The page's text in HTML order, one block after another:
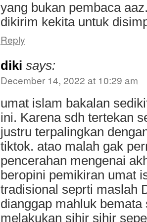
yang bukan pembaca
dikirim kekita untuk
Reply
diki says:
December 14, 2022 at 10:29 am
umat islam bakalan
ini. Karena sdh tertekan
justru terpalingkan
tiktok. atao malah gak
pencerahan mengenai
beropini pemikiran umat
tradisional seprti maslah
dianggap mahluk bemata
melakukan sihir sihir